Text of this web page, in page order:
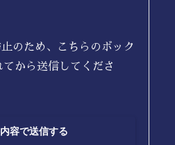
のため、こちらのボック
から送信してくださ